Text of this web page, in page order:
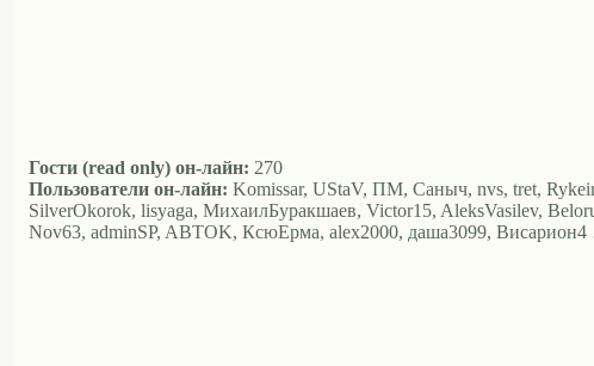
Гости (read only) он-лайн: 270
Пользователи он-лайн: Komissar, UStaV, ПМ, Саныч, nvs, tret,
SilverOkorok, lisyaga, МихаилБуракшаев, Victor15, AleksVasilev,
Nov63, adminSP, ABTOK, КсюЕрма, alex2000, даша3099,